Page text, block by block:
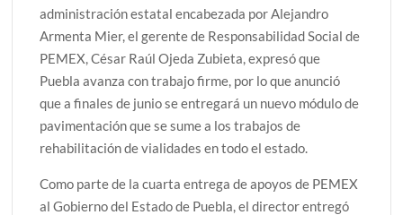
administración estatal encabezada por Alejandro
Armenta Mier, el gerente de Responsabilidad Social de
PEMEX, César Raúl Ojeda Zubieta, expresó que
Puebla avanza con trabajo firme, por lo que anunció
que a finales de junio se entregará un nuevo módulo de
pavimentación que se sume a los trabajos de
rehabilitación de vialidades en todo el estado.
Como parte de la cuarta entrega de apoyos de PEMEX
al Gobierno del Estado de Puebla, el director entregó